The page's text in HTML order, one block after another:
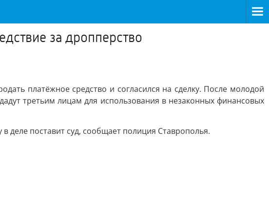
за дропперство
платёжное средство и согласился на сделку. После молодой
третьим лицам для использования в незаконных финансовых
деле поставит суд, сообщает полиция Ставрополья.